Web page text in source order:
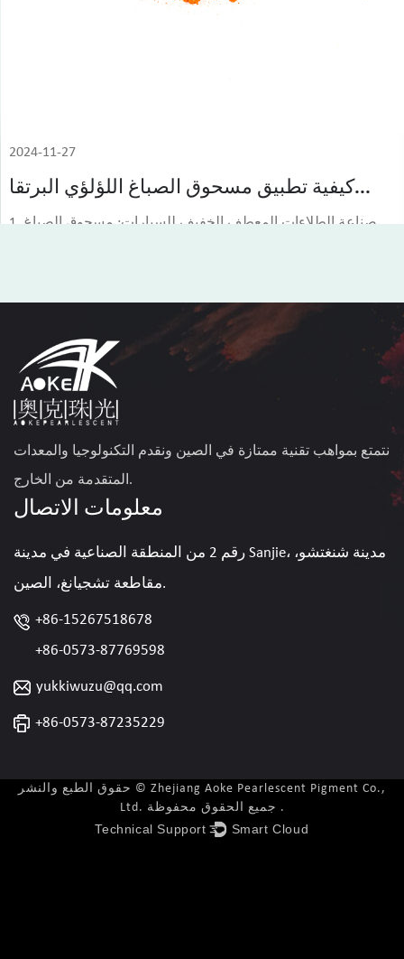
2024-11-27
كيفية تطبيق مسحوق الصباغ اللؤلؤي البرتقا...
1. صناعة الطلاءات المعطف الخفيف للسيارات: مسحوق الصباغ
نتمتع بمواهب تقنية ممتازة في الصين ونقدم التكنولوجيا والمعدات
المتقدمة من الخارج.
معلومات الاتصال
رقم 2 من المنطقة الصناعية في مدينة Sanjie، مدينة شنغتشو،
مقاطعة تشجيانغ، الصين.
+86-15267518678
+86-0573-87769598
yukkiwuzu@qq.com
+86-0573-87235229
حقوق الطبع والنشر © Zhejiang Aoke Pearlescent Pigment Co.,
Ltd. جميع الحقوق محفوظة .
Technical Support ： Smart Cloud